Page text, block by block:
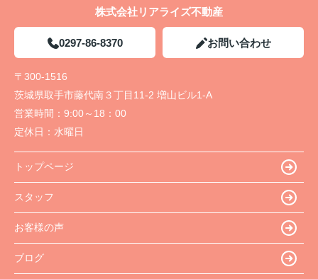
株式会社リアライズ不動産
0297-86-8370 お問い合わせ
〒300-1516
茨城県取手市藤代南３丁目11-2 増山ビル1-A
営業時間： 9:00～18：00
定休日： 水曜日
トップページ
スタッフ
お客様の声
ブログ